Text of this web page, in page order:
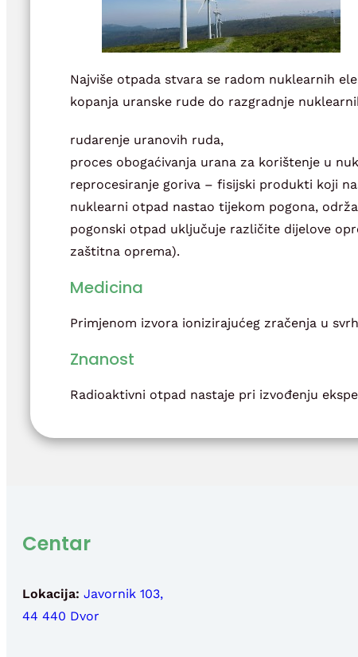
Najviše otpada stvara se radom nuklearnih
kopanja uranske rude do razgradnje
rudarenje uranovih ruda,
proces obogaćivanja urana za korištenje u
reprocesiranje goriva – fisijski produkti koji
nuklearni otpad nastao tijekom pogona,
pogonski otpad uključuje različite dijelove
zaštitna oprema).
Medicina
Primjenom izvora ionizirajućeg zračenja u
Znanost
Radioaktivni otpad nastaje pri izvođenju
Centar
Lokacija: Javornik 103,
44 440 Dvor